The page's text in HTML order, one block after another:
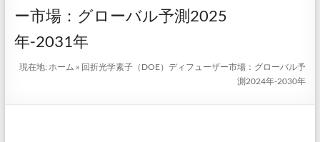
ー市場：グローバル予測2025
年-2031年
現在地:ホーム » 回折光学素子（DOE）ディフューザー市場：グローバル予
測2024年-2030年